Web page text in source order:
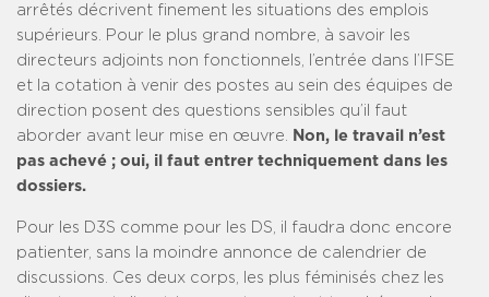
arrêtés décrivent finement les situations des emplois
supérieurs. Pour le plus grand nombre, à savoir les
directeurs adjoints non fonctionnels, l’entrée dans l’IFSE
et la cotation à venir des postes au sein des équipes de
direction posent des questions sensibles qu’il faut
aborder avant leur mise en œuvre.
Non, le travail n’est
pas achevé ; oui, il faut entrer techniquement dans les
dossiers.
Pour les D3S comme pour les DS, il faudra donc encore
patienter, sans la moindre annonce de calendrier de
discussions. Ces deux corps, les plus féminisés chez les